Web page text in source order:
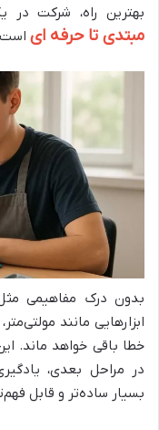
بهترین راه، شرکت در
مبتدی تا حرفه ای
بدون درک مفاهیمی
ابزارهایی مانند
خطا باقی خواهد ماند.
در مراحل بعدی،
بسیار ساده‌تر و قابل